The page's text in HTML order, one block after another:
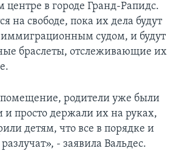
в городе Гранд-Рапидс.
на свободе, пока их дела будут
иммиграционным судом, и будут
браслеты, отслеживающие их
помещение, родители уже были
и просто держали их на руках,
детям, что все в порядке и
- заявила Вальдес.